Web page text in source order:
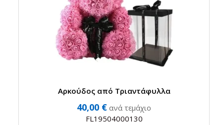
Αρκούδος από Τριαντάφυλλα
40,00 € ανά τεμάχιο
FL19504000130